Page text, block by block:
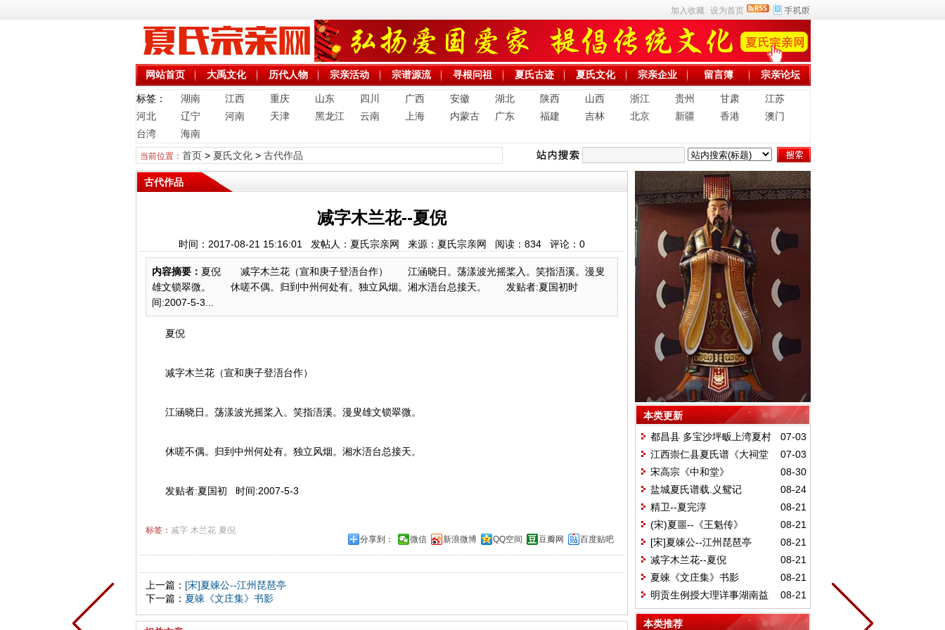
加入收藏 设为首页
网站首页 大禹文化 历代人物 宗亲活动 宗谱源流 寻根问祖 夏氏古迹 夏氏文化 宗亲企业 留言簿 宗亲论坛
标签： 湖南 江西 重庆 山东 四川 广西 安徽 湖北 陕西 山西 浙江 贵州 甘肃
江苏
河北
辽宁 河南 天津 黑龙江 云南 上海 内蒙古 广东 福建 吉林 北京 新疆 香港
澳门
台湾
海南
当前位置： 首页> 夏氏文化> 古代作品
古代作品
减字木兰花--夏倪
时间：2017-08-21 15:16:01 发帖人：夏氏宗亲网 来源：夏氏宗亲网 阅读： 834评论： 0
内容摘要： 夏倪 减字木兰花（宣和庚子登浯台作） 江涵晓日。荡漾波光摇桨入。笑指浯溪。漫叟
雄文锁翠微。 休嗟不偶。归到中州何处有。独立风烟。湘水浯台总接天。 发贴者:夏国初时
间:2007-5-3...
夏倪
减字木兰花（宣和庚子登浯台作）
江涵晓日。荡漾波光摇桨入。笑指浯溪。漫叟雄文锁翠微。
休嗟不偶。归到中州何处有。独立风烟。湘水浯台总接天。
发贴者:夏国初 时间:2007-5-3
标签： 减字 木兰花 夏倪
分享到：
微信 新浪微博 QQ空间 豆瓣网 百度贴吧
上一篇： [宋]夏竦公--江州琵琶亭
下一篇： 夏竦《文庄集》书影
本类更新
07-03
都昌县 多宝沙坪畈上湾夏村
义塾记
07-03
江西崇仁县夏氏谱《大祠堂
记》译文
08-30
宋高宗《中和堂》
08-24
盐城夏氏谱载.义鸳记
08-21
精卫--夏完淳
08-21
(宋)夏噩--《王魁传》
08-21
[宋]夏竦公--江州琵琶亭
08-21
减字木兰花--夏倪
08-21
夏竦《文庄集》书影
08-21
明贡生例授大理详事湖南益
阳夏公太青七江八景诗
本类推荐